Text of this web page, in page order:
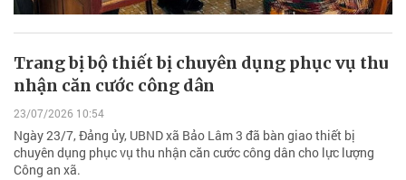
Trang bị bộ thiết bị chuyên dụng phục vụ thu
nhận căn cước công dân
23/07/2026 10:54
Ngày 23/7, Đảng ủy, UBND xã Bảo Lâm 3 đã bàn giao thiết bị
chuyên dụng phục vụ thu nhận căn cước công dân cho lực lượng
Công an xã.